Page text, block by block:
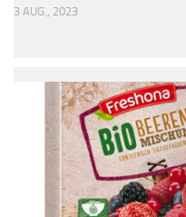
3 AUG., 2023